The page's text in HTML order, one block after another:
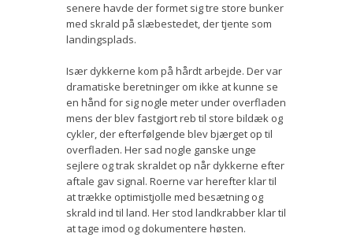
senere havde der formet sig tre store bunker
med skrald på slæbestedet, der tjente som
landingsplads.
Især dykkerne kom på hårdt arbejde. Der var
dramatiske beretninger om ikke at kunne se
en hånd for sig nogle meter under overfladen
mens der blev fastgjort reb til store bildæk og
cykler, der efterfølgende blev bjærget op til
overfladen. Her sad nogle ganske unge
sejlere og trak skraldet op når dykkerne efter
aftale gav signal. Roerne var herefter klar til
at trække optimistjolle med besætning og
skrald ind til land. Her stod landkrabber klar til
at tage imod og dokumentere høsten.